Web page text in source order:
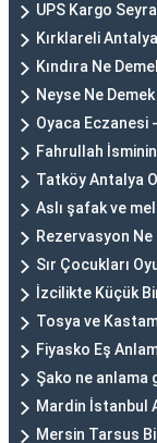
UPS Kargo
Kırklareli
Kındıra Ne
Neyse Ne Demek
Oyaca Eczanesi
Fahrullah
Tatköy Antalya
Aslı şafak ve
Rezervasyon Ne
Sır Çocukları
İzcilikte Küçük
Tosya ve
Fiyasko Eş
Şako ne anlama
Mardin İstanbul
Mersin Tarsus